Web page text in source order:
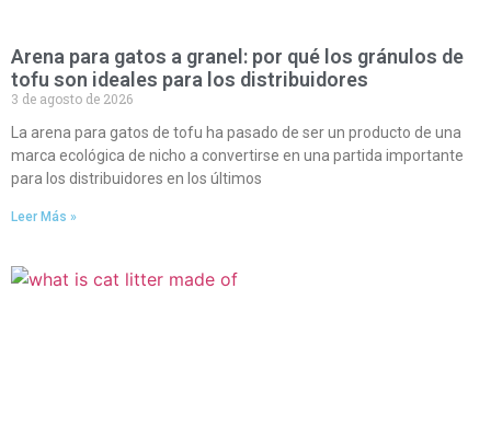
Arena para gatos a granel: por qué los gránulos de
tofu son ideales para los distribuidores
3 de agosto de 2026
La arena para gatos de tofu ha pasado de ser un producto de una
marca ecológica de nicho a convertirse en una partida importante
para los distribuidores en los últimos
Leer Más »